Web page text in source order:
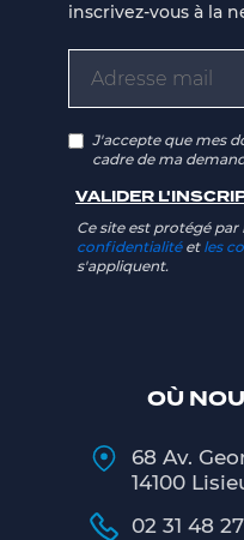
OÙ
68 Av.
14100
02 31 48
inscrivez-vous à la
J'accepte que mes
cadre de ma
Ce site est protégé par
confidentialitéet les
s'appliquent.